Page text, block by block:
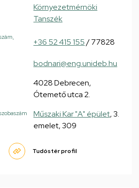
Környezetmérnöki
Tanszék
+36 52 415 155/ 77828
bodnari@eng.unideb.hu
4028 Debrecen,
Ótemető utca 2.
Műszaki Kar "A" épület, 3.
emelet, 309
Tudóstér profil